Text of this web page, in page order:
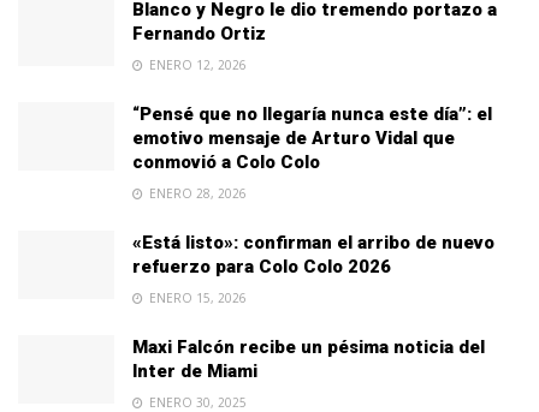
Blanco y Negro le dio tremendo portazo a
Fernando Ortiz
ENERO 12, 2026
“Pensé que no llegaría nunca este día”: el
emotivo mensaje de Arturo Vidal que
conmovió a Colo Colo
ENERO 28, 2026
«Está listo»: confirman el arribo de nuevo
refuerzo para Colo Colo 2026
ENERO 15, 2026
Maxi Falcón recibe un pésima noticia del
Inter de Miami
ENERO 30, 2025